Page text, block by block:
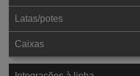
Latas/potes
Caixas